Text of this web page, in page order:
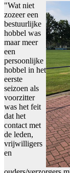
"Wat niet
zozeer een
bestuurlijke
hobbel was
maar meer
een
persoonlijke
hobbel in het
eerste
seizoen als
voorzitter
was het feit
dat het
contact met
de leden,
vrijwilligers
en